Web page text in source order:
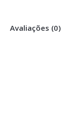
Avaliações (0)
Vidro
minha-